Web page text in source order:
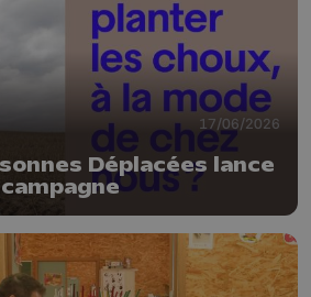
17/06/2026
Déplacées lance